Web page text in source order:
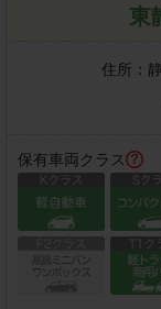
東
住所：
保有車両クラス